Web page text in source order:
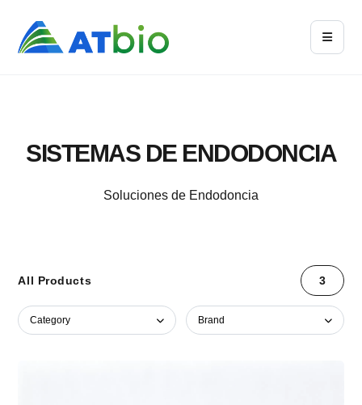
SISTEMAS DE ENDODONCIA
Soluciones de Endodoncia
All Products
Category Brand
3